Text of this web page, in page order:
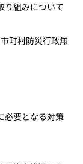
り組みについて
町村防災行政無
必要となる対策